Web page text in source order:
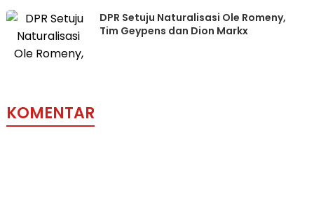
DPR Setuju Naturalisasi Ole Romeny,
Tim Geypens dan Dion Markx
KOMENTAR